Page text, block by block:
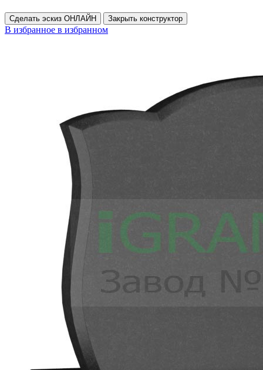
Сделать эскиз ОНЛАЙН Закрыть конструктор
В избранное в избранном